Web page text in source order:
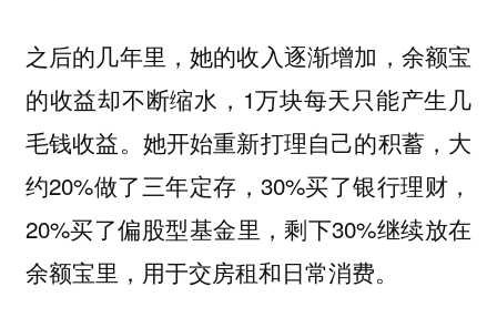
之后的几年里，她的收入逐渐增加，余额宝
的收益却不断缩水，1万块每天只能产生几
毛钱收益。她开始重新打理自己的积蓄，大
约20%做了三年定存，30%买了银行理财，
20%买了偏股型基金里，剩下30%继续放在
余额宝里，用于交房租和日常消费。